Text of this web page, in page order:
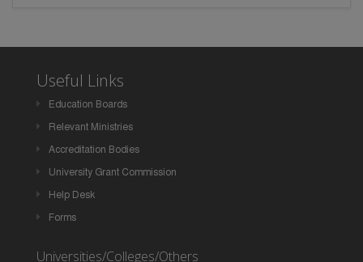
Useful Links
Education Boards
Relevant Ministries
Accreditation Bodies
University Grant Commission
Help Desk
Forms
Universities/Colleges/Others